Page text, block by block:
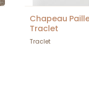
Chapeau
Traclet
Traclet